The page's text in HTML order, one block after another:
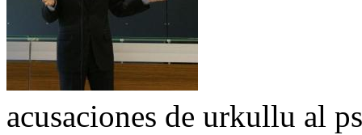
acusaciones de urkullu al